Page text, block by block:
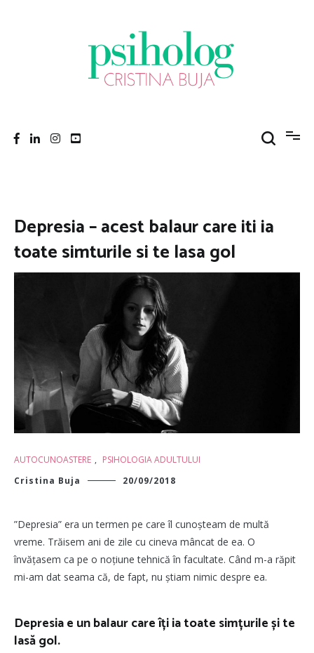
Depresia – acest balaur care iti ia
toate simturile si te lasa gol
AUTOCUNOASTERE , PSIHOLOGIA ADULTULUI
Cristina Buja
20/09/2018
”Depresia” era un termen pe care îl cunoșteam de multă
vreme. Trăisem ani de zile cu cineva mâncat de ea. O
învățasem ca pe o noțiune tehnică în facultate. Când m-a răpit
mi-am dat seama că, de fapt, nu știam nimic despre ea.
Depresia e un balaur care îți ia toate simțurile și te
lasă gol.